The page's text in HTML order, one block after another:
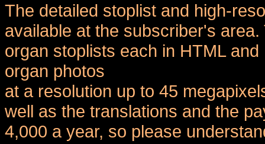
The detailed stoplist and high-
available at the subscriber's
organ stoplists each in HTML
organ photos
at a resolution up to 45
well as the translations and the
4,000 a year, so please